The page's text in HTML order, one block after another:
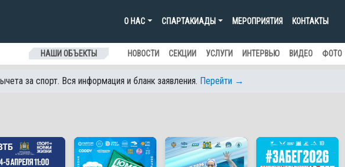
О НАС СПАРТАКИАДЫ МЕРОПРИЯТИЯ КОНТАКТЫ
НАШИ ОБЪЕКТЫ НОВОСТИ СЕКЦИИ УСЛУГИ ИНТЕРВЬЮ ВИДЕО ФОТО
за спорт. Вся информация и бланк заявления. Перейти →